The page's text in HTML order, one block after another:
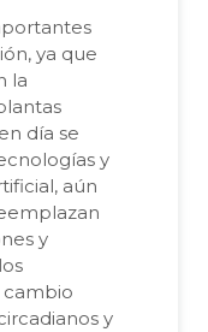
ya que
la
día se
y
aún
y
cambio
y